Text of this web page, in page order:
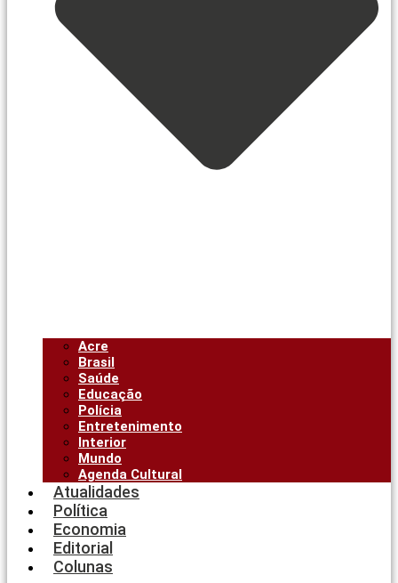
Acre
Brasil
Saúde
Educação
Polícia
Entretenimento
Interior
Mundo
Agenda Cultural
Atualidades
Política
Economia
Editorial
Colunas